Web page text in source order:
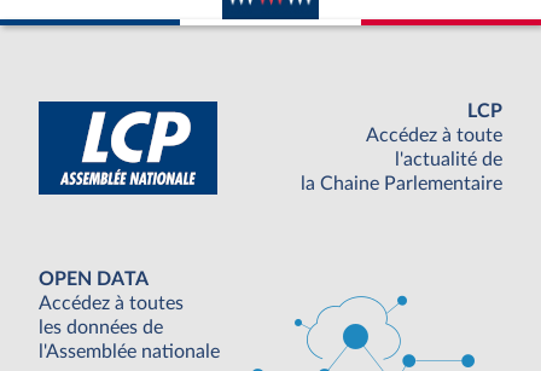
LCP
Accédez à toute
l'actualité de
la Chaine Parlementaire
OPEN DATA
Accédez à toutes
les données de
l'Assemblée nationale